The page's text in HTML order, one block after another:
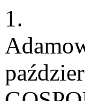
1.